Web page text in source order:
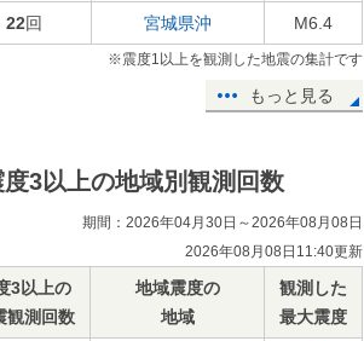
22回 宮城県沖 M6.4
※震度1以上を観測した地震の集計です
もっと見る
度3以上の地域別観測回数
期間：2026年04月30日～2026年08月08日
2026年08月08日11:40更新
3以上の
観測回数
地域震度の
地域
観測した
最大震度